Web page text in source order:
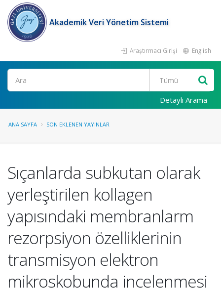
Akademik Veri Yönetim Sistemi
Araştırmacı Girişi English
Ara
Detaylı Arama
ANA SAYFA SON EKLENEN YAYINLAR
Sıçanlarda subkutan olarak
yerleştirilen kollagen
yapısındaki membranlarm
rezorpsiyon özelliklerinin
transmisyon elektron
mikroskobunda incelenmesi